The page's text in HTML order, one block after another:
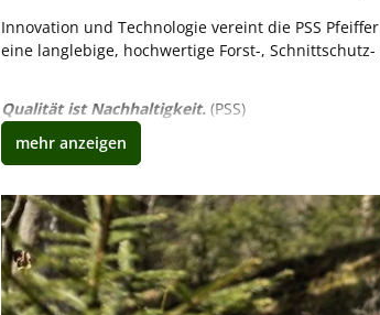
Innovation und Technologie vereint die PSS
eine langlebige, hochwertige Forst-,
Qualität ist Nachhaltigkeit.(PSS)
Nachhaltige Qualitätskleidung
Unter dem Markennamen PSS wird hochwertige
auszeichnen. Bei der Entwicklung und Produktion
Passformen, leichte, aber robuste Materialien
Lebensdauer der Jacken, Hosen und Shirts sorgt.